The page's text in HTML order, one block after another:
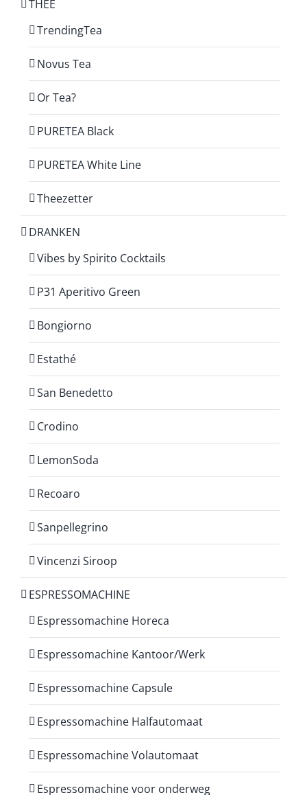
THEE
TrendingTea
Novus Tea
Or Tea?
PURETEA Black
PURETEA White Line
Theezetter
DRANKEN
Vibes by Spirito Cocktails
P31 Aperitivo Green
Bongiorno
Estathé
San Benedetto
Crodino
LemonSoda
Recoaro
Sanpellegrino
Vincenzi Siroop
ESPRESSOMACHINE
Espressomachine Horeca
Espressomachine Kantoor/Werk
Espressomachine Capsule
Espressomachine Halfautomaat
Espressomachine Volautomaat
Espressomachine voor onderweg